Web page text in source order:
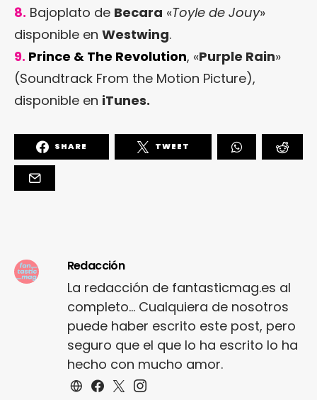
8. Bajoplato de Becara «Toyle de Jouy»
disponible en Westwing.
9. Prince & The Revolution, «Purple Rain»
(Soundtrack From the Motion Picture),
disponible en iTunes.
SHARE TWEET
Redacción
La redacción de fantasticmag.es al
completo... Cualquiera de nosotros
puede haber escrito este post, pero
seguro que el que lo ha escrito lo ha
hecho con mucho amor.